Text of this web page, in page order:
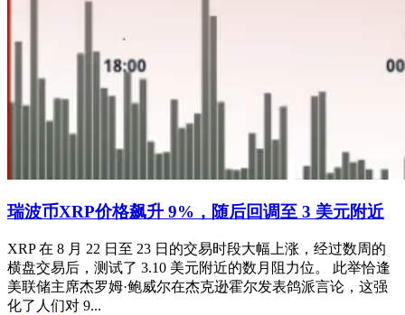
瑞波币XRP价格飙升 9%，随后回调至 3 美元附近
XRP 在 8 月 22 日至 23 日的交易时段大幅上涨，经过数周的
横盘交易后，测试了 3.10 美元附近的数月阻力位。 此举恰逢
美联储主席杰罗姆·鲍威尔在杰克逊霍尔发表鸽派言论，这强
化了人们对 9...